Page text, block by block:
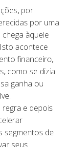
por
por uma
àquele
acontece
financeiro,
como se dizia
ganha ou
e depois
segmentos de
seus